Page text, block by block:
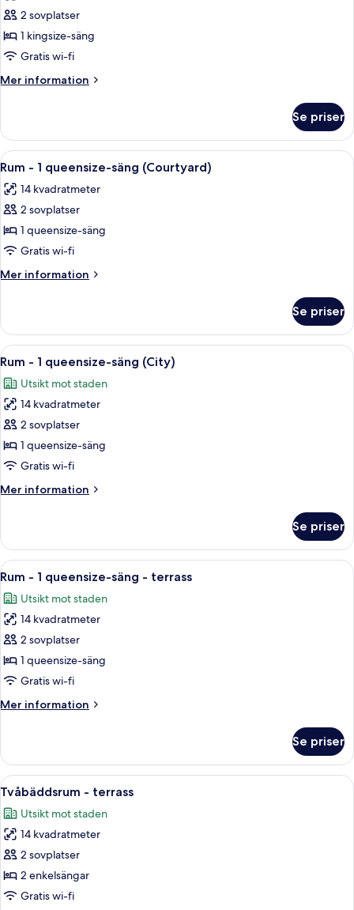
Rum
-
1
säng
2 sovplatser
1 kingsize-säng
Gratis wi-fi
Mer information
Mer
-
kingsize-
(City)
Se priser
Öppna
alla
foton
för
Rum
-
1
queensize-
(Courtyard)
Ett modernt hotellrum med en
11
Rum - 1 queensize-säng (Courtyard)
14 kvadratmeter
2 sovplatser
1 queensize-säng
Gratis wi-fi
Mer information
Mer
-
queensize-
(Courtyard)
Se priser
Öppna
alla
foton
för
Rum
-
1
säng
Ett modernt hotellrum med en
9
Rum - 1 queensize-säng (City)
Utsikt mot staden
14 kvadratmeter
2 sovplatser
1 queensize-säng
Gratis wi-fi
Mer information
Mer
-
queensize-
(City)
Se priser
Öppna
alla
foton
för
Rum
-
1
säng
Ett modernt hotellrum med en stor
10
Rum - 1 queensize-säng - terrass
Utsikt mot staden
14 kvadratmeter
2 sovplatser
1 queensize-säng
Gratis wi-fi
Mer information
Mer
-
queensize-
-
terrass
Se priser
Öppna
alla
foton
för
Tvåbäddsrum
-
terrass
Ett hotellrum med två sängar, en
10
Tvåbäddsrum - terrass
Utsikt mot staden
14 kvadratmeter
2 sovplatser
2 enkelsängar
Gratis wi-fi